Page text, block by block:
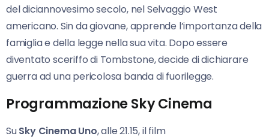
del diciannovesimo secolo, nel Selvaggio West
americano. Sin da giovane, apprende l’importanza della
famiglia e della legge nella sua vita. Dopo essere
diventato sceriffo di Tombstone, decide di dichiarare
guerra ad una pericolosa banda di fuorilegge.
Programmazione Sky Cinema
SuSky Cinema Uno, alle 21.15, il film